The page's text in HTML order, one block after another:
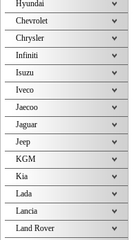
Hyundai
Chevrolet
Chrysler
Infiniti
Isuzu
Iveco
Jaecoo
Jaguar
Jeep
KGM
Kia
Lada
Lancia
Land Rover